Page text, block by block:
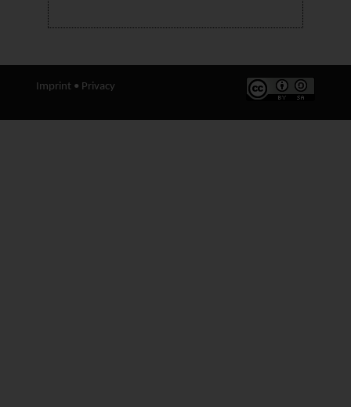
Imprint• Privacy